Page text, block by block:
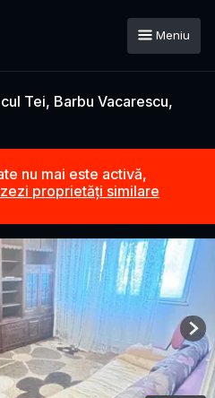
Meniu
Tei, Barbu Vacarescu,
nu mai este activă,
proprietăți similare